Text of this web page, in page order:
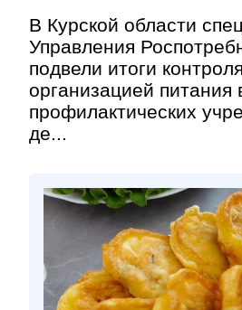
В Курской области
Управления
подвели итоги
организацией питания
профилактических
де...